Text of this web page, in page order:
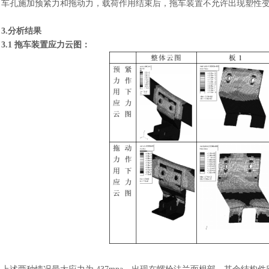
车孔施加预紧力和拖动力，载荷作用结束后，拖车装置不允许出现塑性
3.分析结果
3.1 拖车装置应力云图：